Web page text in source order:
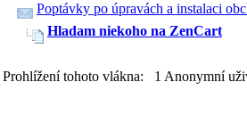
Poptávky po úpravách a instalaci
Hladam niekoho na ZenCart
Prohlížení tohoto vlákna: 1 Anonymní